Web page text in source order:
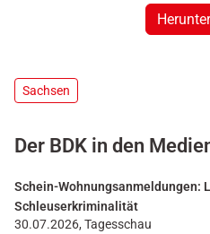
Sachsen
Der BDK in den
Schein-Wohnungsanmeldungen:
Schleuserkriminalität
30.07.2026, Tagesschau